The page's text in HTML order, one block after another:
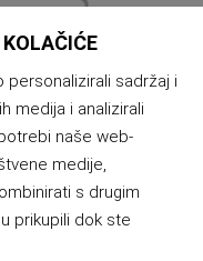
sadržaj i
medija i analizirali
naše web-
medije,
s drugim
prikupili dok ste